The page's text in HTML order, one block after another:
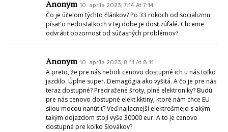
Anonym 10. apríla 2023, 7:14 At 7:14
Čo je účelom týchto článkov? Po 33 rokoch od socializmu
písať o nedostatkoch v tej dobe je dosť zúfalé. Chceme
odvrátiť pozornosť od súčasných problémov?
Anonym 10. apríla 2023, 8:11 At 8:11
A preto, že pre nás neboli cenovo dostupné ich u nás toľko
jazdilo. Úplne super. Demagógia ako vyšitá. A čo je pre nás
teraz dostupné? Predražené šroty, plné elektroniky? Budú
pre nás cenovo dostupné elekt.kktiny, ktoré nám chce EU
silou mocou nanútiť? Veď najlacnejší elektrošmejd s akým
takým dojazdom stojí vyše 30000 eur. A to je cenovo
dostupné pre koľko Slovákov?